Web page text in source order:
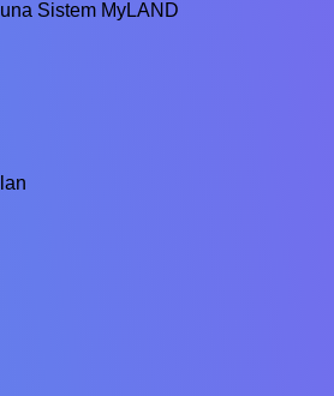
Sistem MyLAND